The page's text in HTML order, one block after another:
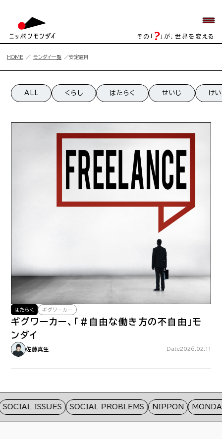
その「 」が、世界を変える
HOME モンダイ一覧 安定雇用
安定雇用一覧
ALL くらし はたらく せいじ け
はたらく ギグワーカー
ギグワーカー、「＃自由な働き方の不自由」モ
ンダイ
佐藤真生 Date2026.02.11
ISSUES SOCIAL PROBLEMS NIPPON MONDAI